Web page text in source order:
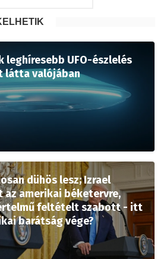
leghíresebb UFO-észlelés
látta valójában
dühös lesz; Izrael
amerikai béketervre,
feltételt szabott - itt
barátság vége?